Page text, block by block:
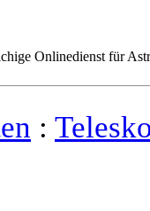
Onlinedienst für
: